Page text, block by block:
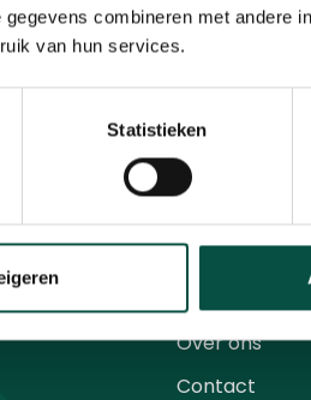
combineren met andere
van hun services.
Statistieken
Menu
Over ons
Contact